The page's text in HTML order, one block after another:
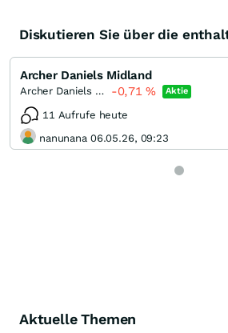
Diskutieren Sie über die
Archer Daniels Midland
Archer Daniels Midland Company -0,71% Aktie
11 Aufrufe heute
nanunana 06.05.26, 09:23
Aktuelle Themen